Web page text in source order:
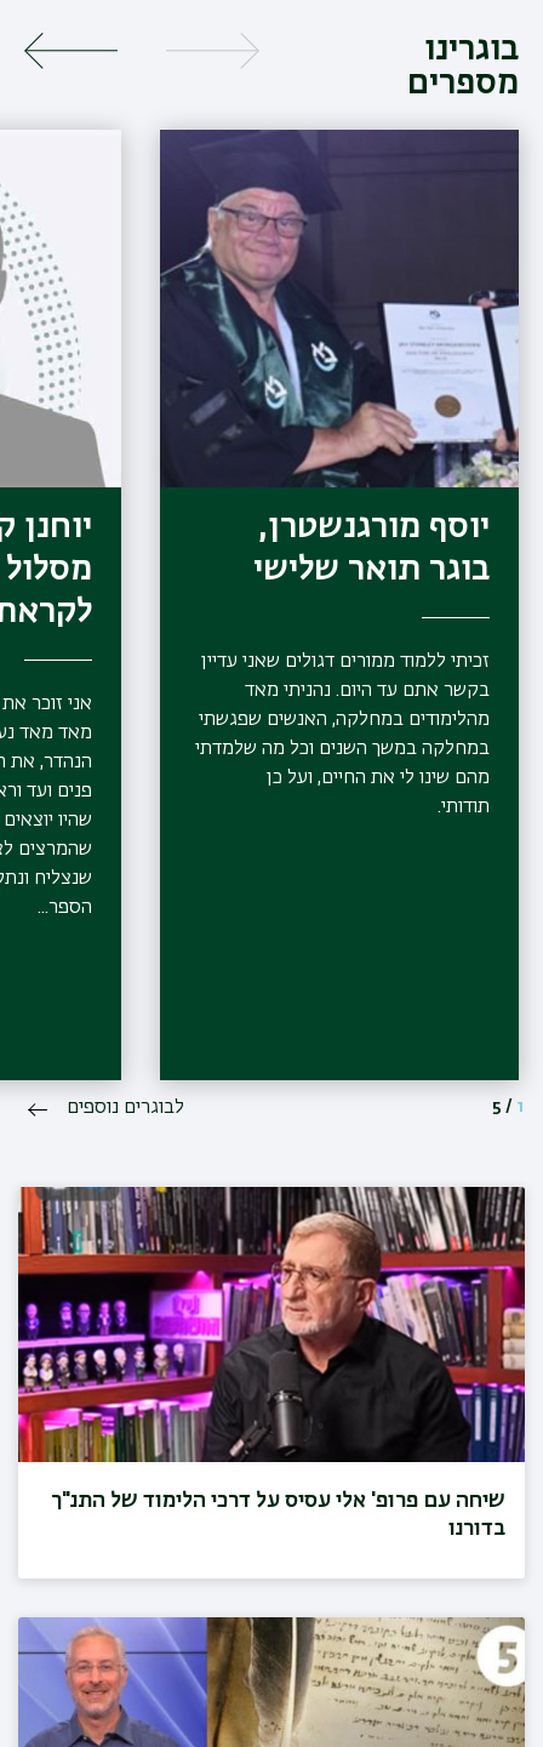
בוגרינו
מספרים
יוסף מורגנשטרן,
בוגר תואר שלישי
זכיתי ללמוד ממורים דגולים שאני עדיין
בקשר אתם עד היום. נהניתי מאד
מהלימודים במחלקה, האנשים שפגשתי
במחלקה במשך השנים וכל מה שלמדתי
מהם שינו לי את החיים, ועל כן
תודותי.
יוחנן
אני זוכר
מאד מאד
הנהדר, את
פנים ועד
שהיו
שהמרצים
שנצליח
הספר...
1
/
5 לבוגרים נוספים
שיחה עם פרופ' אלי עסיס על דרכי הלימוד של התנ"ך
בדורנו